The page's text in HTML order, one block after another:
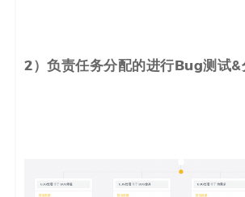
2）负责任务分配的进行Bug测试&